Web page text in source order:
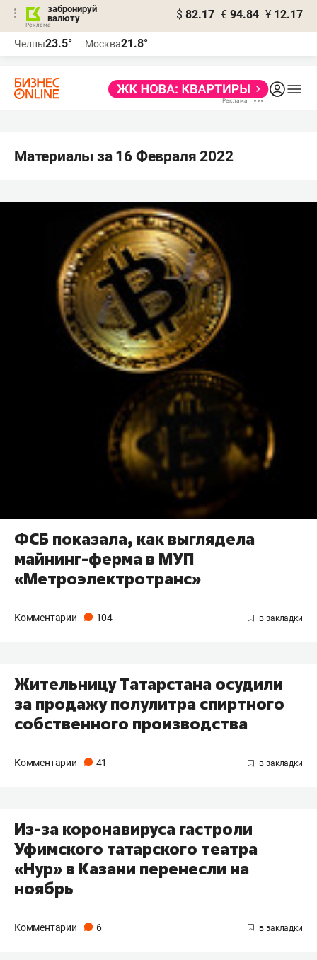
забронируй
валюту
$ 82.17 € 94.84 ¥ 12.17
Челны23.5° Москва21.8°
Материалы за 16 Февраля 2022
ФСБ показала, как выглядела
майнинг-ферма в МУП
«Метроэлектротранс»
Комментарии 104
Жительницу Татарстана осудили
за продажу полулитра спиртного
собственного производства
Комментарии 41
Из-за коронавируса гастроли
Уфимского татарского театра
«Нур» в Казани перенесли на
ноябрь
Комментарии 6